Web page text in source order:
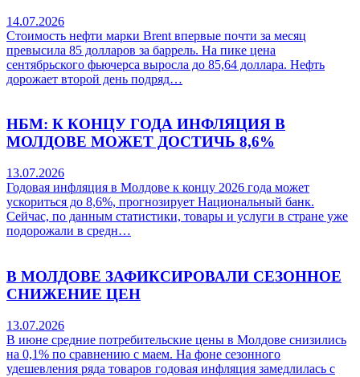
14.07.2026
Стоимость нефти марки Brent впервые почти за месяц
превысила 85 долларов за баррель. На пике цена
сентябрьского фьючерса выросла до 85,64 доллара. Нефть
дорожает второй день подряд…
НБМ: К КОНЦУ ГОДА ИНФЛЯЦИЯ В
МОЛДОВЕ МОЖЕТ ДОСТИЧЬ 8,6%
13.07.2026
Годовая инфляция в Молдове к концу 2026 года может
ускориться до 8,6%, прогнозирует Национальный банк.
Сейчас, по данным статистики, товары и услуги в стране уже
подорожали в средн…
В МОЛДОВЕ ЗАФИКСИРОВАЛИ СЕЗОННОЕ
СНИЖЕНИЕ ЦЕН
13.07.2026
В июне средние потребительские цены в Молдове снизились
на 0,1% по сравнению с маем. На фоне сезонного
удешевления ряда товаров годовая инфляция замедлилась с